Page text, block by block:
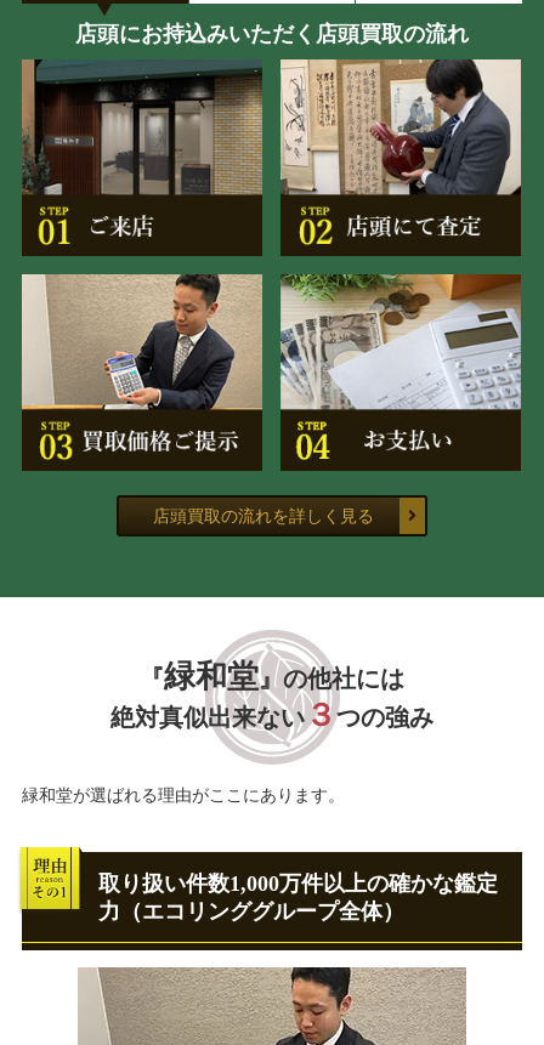
店頭にお持込みいただく店頭買取の流れ
店頭買取の流れを詳しく見る
『緑和堂』の他社には
絶対真似出来ない ３つの強み
緑和堂が選ばれる理由がここにあります。
取り扱い件数1,000万件以上の確かな鑑定
力（エコリンググループ全体）